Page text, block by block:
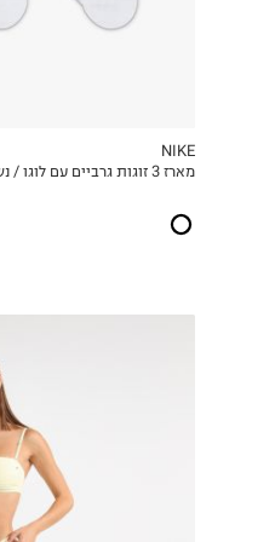
MY LIST
NIKE
מארז 3 זוגות גרביים עם לוגו / נשים